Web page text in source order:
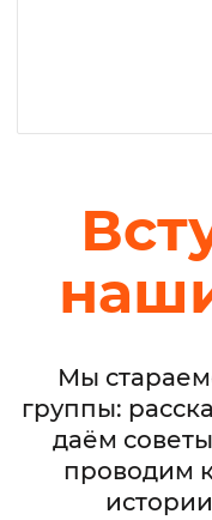
Мы
группы:
даём
проводим